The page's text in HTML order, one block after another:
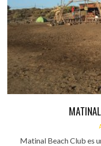
Matinal Beach Club es